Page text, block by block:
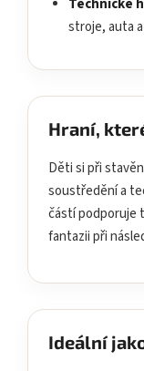
Technické
stroje, auta
Hraní,
Děti si při
soustředění a
částí podporuje
fantazii při
Ideální